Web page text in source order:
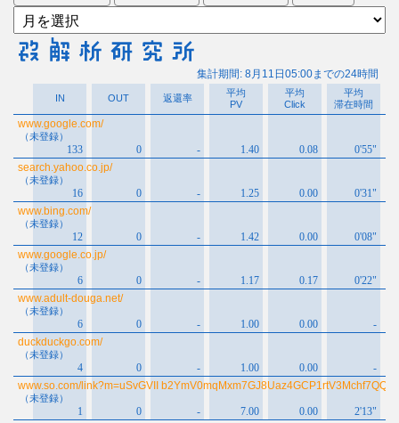
ア
ー
カ